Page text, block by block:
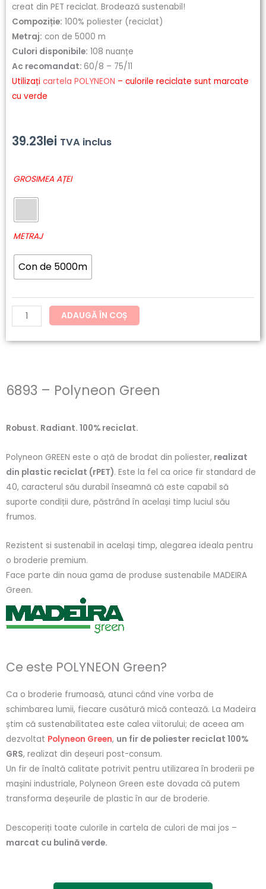
creat din PET reciclat. Brodează sustenabil!
Compoziție: 100% poliester (reciclat)
Metraj: con de 5000 m
Culori disponibile: 108 nuanțe
Ac recomandat: 60/8 – 75/11
Utilizați cartela POLYNEON – culorile reciclate sunt marcate
cu verde
39.23lei TVA inclus
GROSIMEA AȚEI
METRAJ
Con de 5000m
Cantitate
Polyneon
Green
ADAUGĂ ÎN COȘ
6893 – Polyneon Green
Robust. Radiant. 100% reciclat.
Polyneon GREEN este o ață de brodat din poliester, realizat
din plastic reciclat (rPET). Este la fel ca orice fir standard de
40, caracterul său durabil înseamnă că este capabil să
suporte condiții dure, păstrând în același timp luciul său
frumos.
Rezistent si sustenabil in același timp, alegarea ideala pentru
o broderie premium.
Face parte din noua gama de produse sustenabile MADEIRA
Green.
Ce este POLYNEON Green?
Ca o broderie frumoasă, atunci când vine vorba de
schimbarea lumii, fiecare cusătură mică contează. La Madeira
știm că sustenabilitatea este calea viitorului; de aceea am
dezvoltat Polyneon Green, un fir de poliester reciclat 100%
GRS, realizat din deșeuri post-consum.
Un fir de înaltă calitate potrivit pentru utilizarea în broderii pe
mașini industriale, Polyneon Green este dovada că putem
transforma deșeurile de plastic în aur de broderie.
Descoperiți toate culorile in cartela de culori de mai jos –
marcat cu bulină verde.